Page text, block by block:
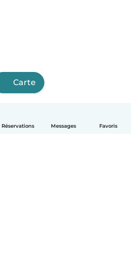
Réservations Messages Favoris
Carte